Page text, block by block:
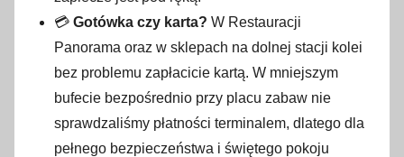
💳 Gotówka czy karta? W Restauracji
Panorama oraz w sklepach na dolnej stacji kolei
bez problemu zapłacicie kartą. W mniejszym
bufecie bezpośrednio przy placu zabaw nie
sprawdzaliśmy płatności terminalem, dlatego dla
pełnego bezpieczeństwa i świętego pokoju